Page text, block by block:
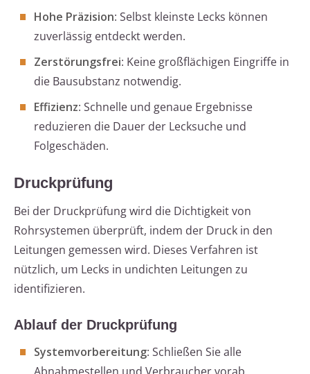
Hohe Präzision: Selbst kleinste Lecks können
zuverlässig entdeckt werden.
Zerstörungsfrei: Keine großflächigen Eingriffe in
die Bausubstanz notwendig.
Effizienz: Schnelle und genaue Ergebnisse
reduzieren die Dauer der Lecksuche und
Folgeschäden.
Druckprüfung
Bei der Druckprüfung wird die Dichtigkeit von
Rohrsystemen überprüft, indem der Druck in den
Leitungen gemessen wird. Dieses Verfahren ist
nützlich, um Lecks in undichten Leitungen zu
identifizieren.
Ablauf der Druckprüfung
Systemvorbereitung: Schließen Sie alle